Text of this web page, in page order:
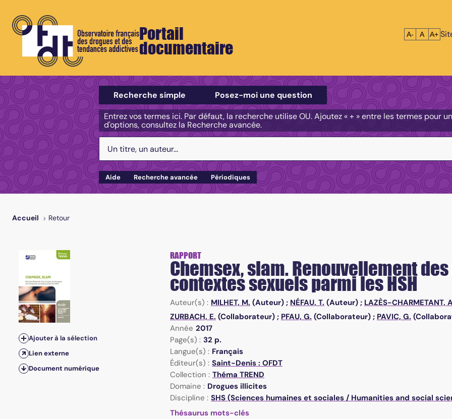
Portail
documentaire
Réduire le
A- A A+
Sélectionner un type de recherche
Recherche simple
Posez-moi une question
Entrez vos termes ici. Par défaut, la recherche utilise OU. Ajoutez « + » entre les termes pour
d'options, consultez la Recherche avancée.
Aide Recherche avancée Périodiques
Accueil Retour
Ajouter à la sélection
Lien externe
Document numérique
RAPPORT
Chemsex, slam. Renouvellement
contextes sexuels parmi les HSH
Auteur(s) : MILHET, M. (Auteur) ; NÉFAU, T. (Auteur) ; LAZÈS-CHARMETANT,
ZURBACH, E. (Collaborateur) ; PFAU, G. (Collaborateur) ; PAVIC, G.
Année 2017
Page(s) : 32 p.
Langue(s) : Français
Éditeur(s) : Saint-Denis : OFDT
Collection : Théma TREND
Domaine : Drogues illicites
Discipline : SHS (Sciences humaines et sociales / Humanities and social
Thésaurus mots-clés